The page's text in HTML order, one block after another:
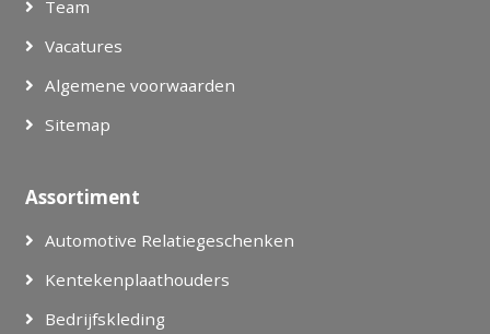
Team
Vacatures
Algemene voorwaarden
Sitemap
Assortiment
Automotive Relatiegeschenken
Kentekenplaathouders
Bedrijfskleding